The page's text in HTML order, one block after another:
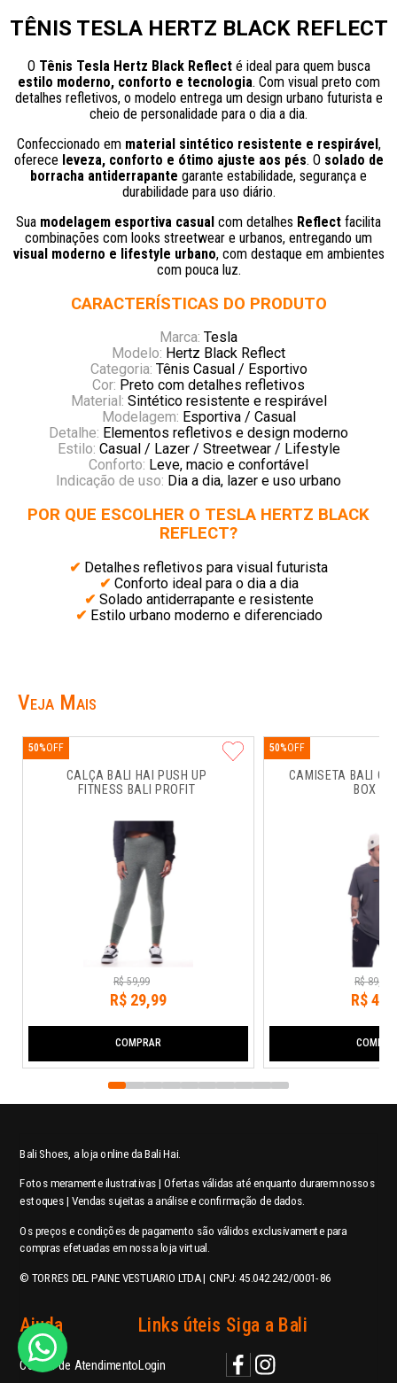
TÊNIS TESLA HERTZ BLACK REFLECT
O Tênis Tesla Hertz Black Reflecté ideal para quem busca
estilo moderno, conforto e tecnologia. Com visual preto com
detalhes refletivos, o modelo entrega um design urbano futurista e
cheio de personalidade para o dia a dia.
Confeccionado em material sintético resistente e respirável,
oferece leveza, conforto e ótimo ajuste aos pés. O solado de
borracha antiderrapante garante estabilidade, segurança e
durabilidade para uso diário.
Sua modelagem esportiva casual com detalhes Reflect facilita
combinações com looks streetwear e urbanos, entregando um
visual moderno e lifestyle urbano, com destaque em ambientes
com pouca luz.
CARACTERÍSTICAS DO PRODUTO
Marca: Tesla
Modelo: Hertz Black Reflect
Categoria: Tênis Casual / Esportivo
Cor: Preto com detalhes refletivos
Material: Sintético resistente e respirável
Modelagem: Esportiva / Casual
Detalhe: Elementos refletivos e design moderno
Estilo: Casual / Lazer / Streetwear / Lifestyle
Conforto: Leve, macio e confortável
Indicação de uso: Dia a dia, lazer e uso urbano
POR QUE ESCOLHER O TESLA HERTZ BLACK
REFLECT?
✔ Detalhes refletivos para visual futurista
✔ Conforto ideal para o dia a dia
✔ Solado antiderrapante e resistente
✔ Estilo urbano moderno e diferenciado
Veja Mais
CALÇA BALI HAI PUSH UP
FITNESS BALI PROFIT
50%
R$ 59,99
R$ 29,99
COMPRAR
CAMISETA BALI
BOX
50%
R$ 89,
R$44
Bali Shoes, a loja online da Bali Hai.
Fotos meramente ilustrativas | Ofertas válidas até enquanto durarem nossos
estoques | Vendas sujeitas a análise e confirmação de dados.
Os preços e condições de pagamento são válidos exclusivamente para
compras efetuadas em nossa loja virtual.
© TORRES DEL PAINE VESTUARIO LTDA | CNPJ: 45.042.242/0001-86
Ajuda
Central de Atendimento
Links úteis
Login
Siga a Bali